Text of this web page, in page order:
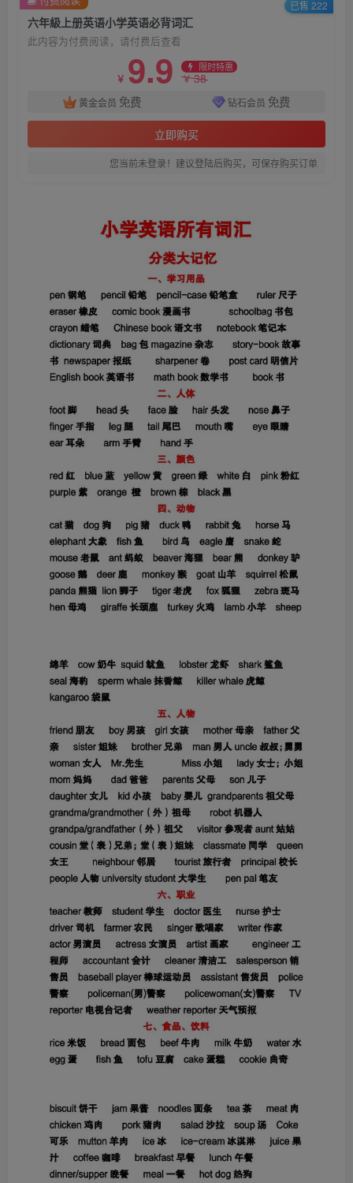
六年級上册英语小学英语必背词汇
此内容为付费阅读，请付费后查看
￥ 9.9 限时特惠
￥38
黄金会员 免费 钻石会员 免费
立即购买
您当前未登录！建议登陆后购买，可保存购买订单
已售 222